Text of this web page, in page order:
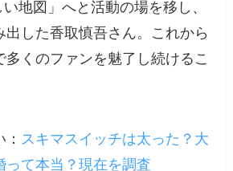
地図」へと活動の場を移し、
出した香取慎吾さん。これから
多くのファンを魅了し続けるこ
スキマスイッチは太った？大
って本当？現在を調査